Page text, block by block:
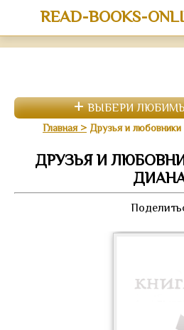
READ-BOOKS-
ВЫБЕРИ
Главная Друзья и
ДРУЗЬЯ И